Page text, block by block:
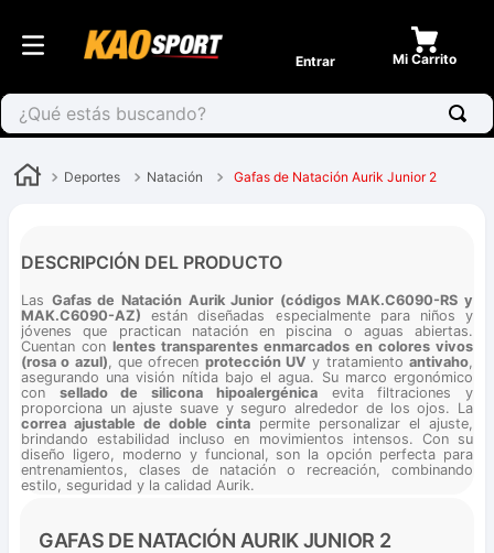
Entrar
¿Qué estás buscando?
Deportes Natación Gafas de Natación Aurik Junior 2
DESCRIPCIÓN DEL PRODUCTO
Las Gafas de Natación Aurik Junior (códigos MAK.C6090-RS y
MAK.C6090-AZ) están diseñadas especialmente para niños y
jóvenes que practican natación en piscina o aguas abiertas.
Cuentan con lentes transparentes enmarcados en colores vivos
(rosa o azul), que ofrecen protección UV y tratamientoantivaho,
asegurando una visión nítida bajo el agua. Su marco ergonómico
con sellado de silicona hipoalergénicaevita filtraciones y
proporciona un ajuste suave y seguro alrededor de los ojos. La
correa ajustable de doble cintapermite personalizar el ajuste,
brindando estabilidad incluso en movimientos intensos. Con su
diseño ligero, moderno y funcional, son la opción perfecta para
entrenamientos, clases de natación o recreación, combinando
estilo, seguridad y la calidad Aurik.
GAFAS DE NATACIÓN AURIK JUNIOR 2